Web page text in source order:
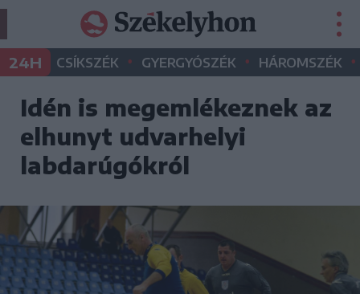
24H CSÍKSZÉK • GYERGYÓSZÉK • HÁROMSZÉK •
Idén is megemlékeznek az
elhunyt udvarhelyi
labdarúgókról